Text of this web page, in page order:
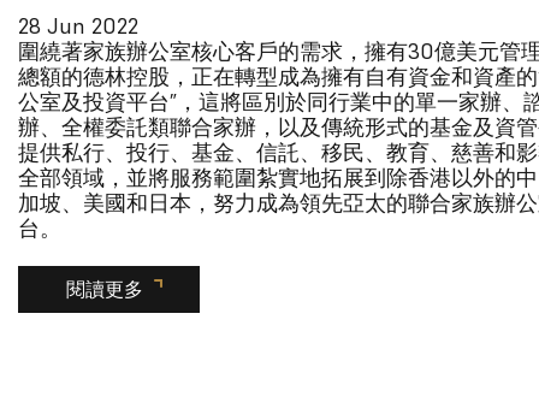
28 Jun 2022
圍繞著家族辦公室核心客戶的需求，擁有30億美元管
總額的德林控股，正在轉型成為擁有自有資金和資產
公室及投資平台”，這將區別於同行業中的單一家辦、
辦、全權委託類聯合家辦，以及傳統形式的基金及資
提供私行、投行、基金、信託、移民、教育、慈善和
全部領域，並將服務範圍紮實地拓展到除香港以外的
加坡、美國和日本，努力成為領先亞太的聯合家族辦
台。
閱讀更多